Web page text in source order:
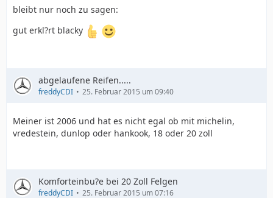
bleibt nur noch zu sagen:
gut erkl?rt blacky
abgelaufene Reifen.....
freddyCDI 25. Februar 2015 um 09:40
Meiner ist 2006 und hat es nicht egal ob mit michelin,
vredestein, dunlop oder hankook, 18 oder 20 zoll
Komforteinbu?e bei 20 Zoll Felgen
freddyCDI 25. Februar 2015 um 07:16